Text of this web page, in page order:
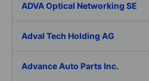
ADVA Optical Networking SE
Adval Tech Holding AG
Advance Auto Parts Inc.